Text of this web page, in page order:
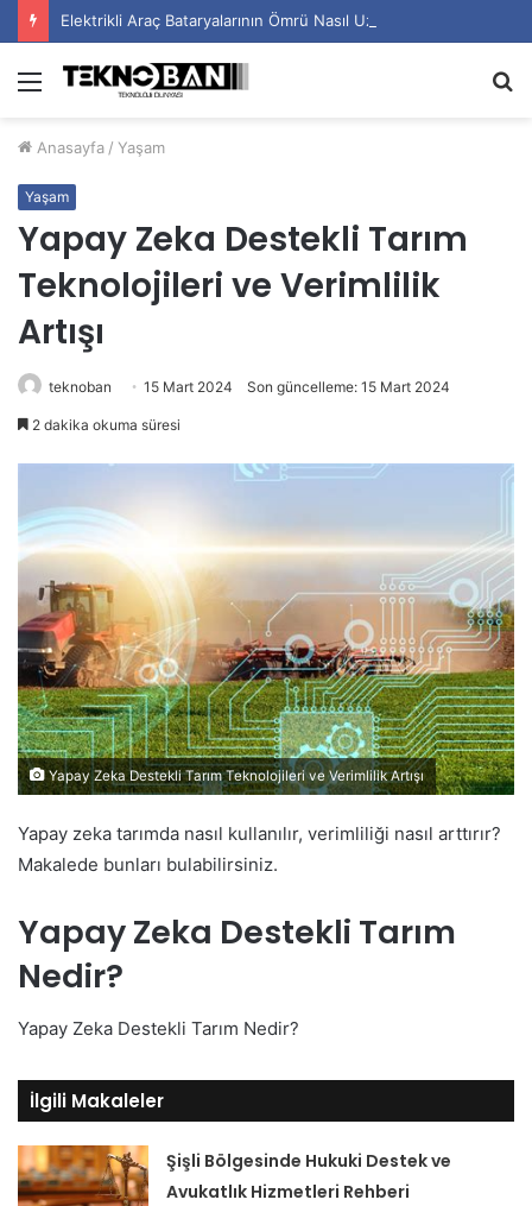
Elektrikli Araç Bataryalarının Ömrü Nasıl Uzatılır?
Menü
Anasayfa / Yaşam
Yaşam
Yapay Zeka Destekli Tarım
Teknolojileri ve Verimlilik
Artışı
teknoban 15 Mart 2024 Son güncelleme: 15 Mart 2024
2 dakika okuma süresi
Yapay Zeka Destekli Tarım Teknolojileri ve Verimlilik Artışı
Yapay zeka tarımda nasıl kullanılır, verimliliği nasıl arttırır?
Makalede bunları bulabilirsiniz.
Yapay Zeka Destekli Tarım
Nedir?
Yapay Zeka Destekli Tarım Nedir?
İlgili Makaleler
Şişli Bölgesinde Hukuki Destek ve
Avukatlık Hizmetleri Rehberi